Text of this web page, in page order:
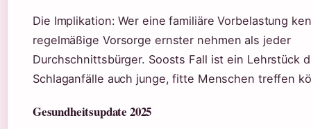
Die Implikation: Wer eine familiäre Vorbelastung
regelmäßige Vorsorge ernster nehmen als jeder
Durchschnittsbürger. Soosts Fall ist ein Lehrstück
Schlaganfälle auch junge, fitte Menschen treffen
Gesundheitsupdate 2025